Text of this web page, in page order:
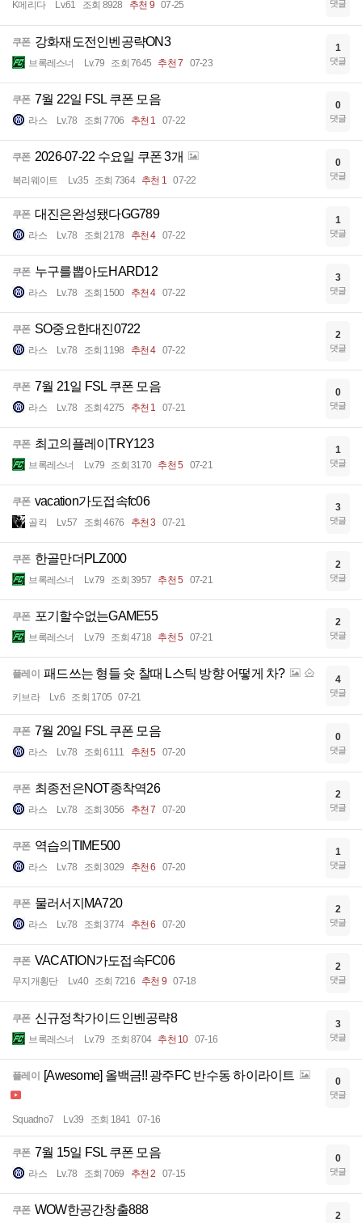
K메리다 Lv.61 조회 8928 추천 9 07-25 댓글
쿠폰 강화재도전인벤공략ON3
브록레스너 Lv.79 조회 7645 추천 7 07-23
1
댓글
쿠폰 7월 22일 FSL 쿠폰 모음
라스 Lv.78 조회 7706 추천 1 07-22
0
댓글
쿠폰 2026-07-22 수요일 쿠폰 3개
복리웨이트 Lv.35 조회 7364 추천 1 07-22
0
댓글
쿠폰 대진은완성됐다GG789
라스 Lv.78 조회 2178 추천 4 07-22
1
댓글
쿠폰 누구를뽑아도HARD12
라스 Lv.78 조회 1500 추천 4 07-22
3
댓글
쿠폰 SO중요한대진0722
라스 Lv.78 조회 1198 추천 4 07-22
2
댓글
쿠폰 7월 21일 FSL 쿠폰 모음
라스 Lv.78 조회 4275 추천 1 07-21
0
댓글
쿠폰 최고의플레이TRY123
브록레스너 Lv.79 조회 3170 추천 5 07-21
1
댓글
쿠폰 vacation가도접속fc06
골킥 Lv.57 조회 4676 추천 3 07-21
3
댓글
쿠폰 한골만더PLZ000
브록레스너 Lv.79 조회 3957 추천 5 07-21
2
댓글
쿠폰 포기할수없는GAME55
브록레스너 Lv.79 조회 4718 추천 5 07-21
2
댓글
플레이 패드쓰는 형들 슛 찰때 L스틱 방향 어떻게 차?
키브라 Lv.6 조회 1705 07-21
4
댓글
쿠폰 7월 20일 FSL 쿠폰 모음
라스 Lv.78 조회 6111 추천 5 07-20
0
댓글
쿠폰 최종전은NOT종착역26
라스 Lv.78 조회 3056 추천 7 07-20
2
댓글
쿠폰 역습의TIME500
라스 Lv.78 조회 3029 추천 6 07-20
1
댓글
쿠폰 물러서지MA720
라스 Lv.78 조회 3774 추천 6 07-20
2
댓글
쿠폰 VACATION가도접속FC06
무지개횡단 Lv.40 조회 7216 추천 9 07-18
2
댓글
쿠폰 신규정착가이드인벤공략8
브록레스너 Lv.79 조회 8704 추천 10 07-16
3
댓글
플레이 [Awesome] 올백금!! 광주FC 반수동 하이라이트
Squadno7 Lv.39 조회 1841 07-16
0
댓글
쿠폰 7월 15일 FSL 쿠폰 모음
라스 Lv.78 조회 7069 추천 2 07-15
0
댓글
쿠폰 WOW한공간창출888 2